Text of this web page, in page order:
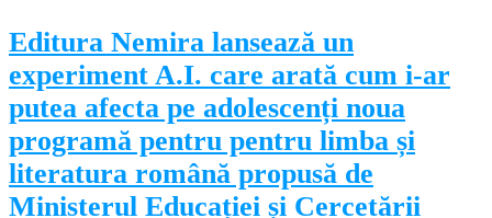
Editura Nemira lansează un
experiment A.I. care arată cum i-ar
putea afecta pe adolescenți noua
programă pentru pentru limba și
literatura română propusă de
Ministerul Educației și Cercetării